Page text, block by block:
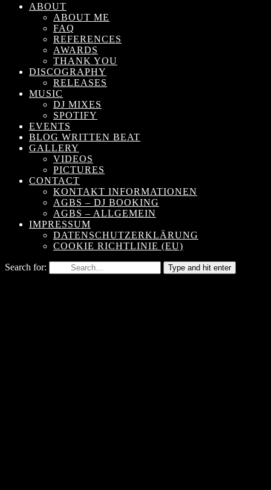
ABOUT
ABOUT ME
FAQ
REFERENCES
AWARDS
THANK YOU
DISCOGRAPHY
RELEASES
MUSIC
DJ MIXES
SPOTIFY
EVENTS
BLOG WRITTEN BEAT
GALLERY
VIDEOS
PICTURES
CONTACT
KONTAKT INFORMATIONEN
AGBS – DJ BOOKING
AGBS – ALLGEMEIN
IMPRESSUM
DATENSCHUTZERKLÄRUNG
COOKIE RICHTLINIE (EU)
Search for: Type and hit enter